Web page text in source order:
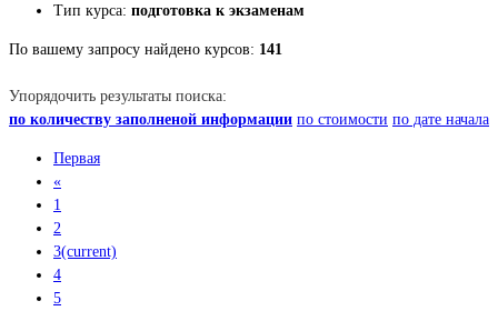
Тип курса: подготовка к экзаменам
По вашему запросу найдено курсов: 141
Упорядочить результаты поиска:
по количеству заполненой информации по стоимости по дате начала
Первая
«
1
2
3(current)
4
5